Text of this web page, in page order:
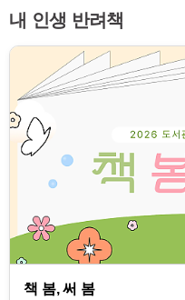
내 인생 반려책
책 봄, 써 봄